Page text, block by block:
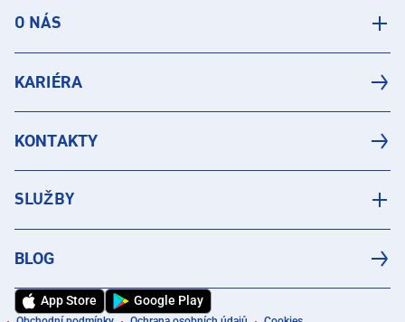
O NÁS
KARIÉRA
KONTAKTY
SLUŽBY
BLOG
App Store Google Play